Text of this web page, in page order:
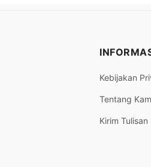
Kebijakan
Tentang
Kirim Tulisan